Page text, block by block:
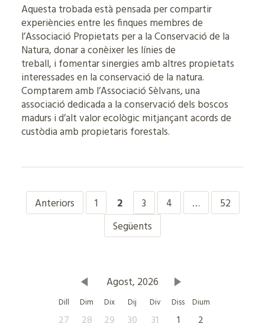
Aquesta trobada està pensada per compartir
experiències entre les finques membres de
l’Associació Propietats per a la Conservació de la
Natura, donar a conèixer les línies de
treball, i fomentar sinergies amb altres propietats
interessades en la conservació de la natura.
Comptarem amb l’Associació Sèlvans, una
associació dedicada a la conservació dels boscos
madurs i d’alt valor ecològic mitjançant acords de
custòdia amb propietaris forestals.
Anteriors 1 2 3 4 …
52
Següents
Agost, 2026
Dill Dim Dix Dij Div Diss Dium
27 28 29 30 31 1
2